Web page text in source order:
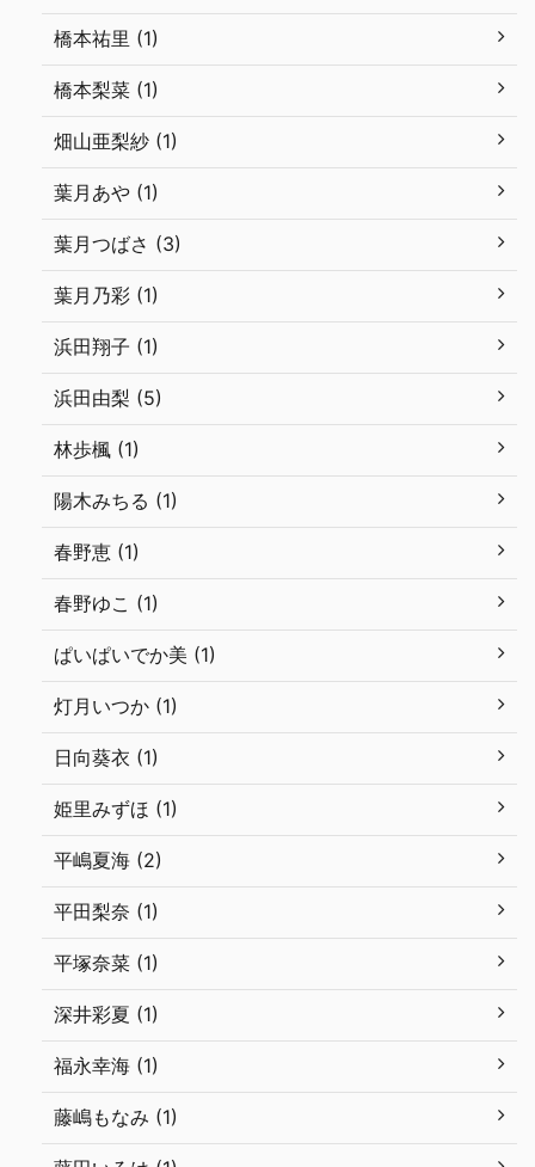
橋本祐里 (1)
橋本梨菜 (1)
畑山亜梨紗 (1)
葉月あや (1)
葉月つばさ (3)
葉月乃彩 (1)
浜田翔子 (1)
浜田由梨 (5)
林歩楓 (1)
陽木みちる (1)
春野恵 (1)
春野ゆこ (1)
ぱいぱいでか美 (1)
灯月いつか (1)
日向葵衣 (1)
姫里みずほ (1)
平嶋夏海 (2)
平田梨奈 (1)
平塚奈菜 (1)
深井彩夏 (1)
福永幸海 (1)
藤嶋もなみ (1)